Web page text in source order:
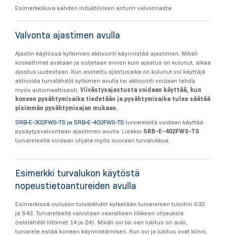
Esimerkkikuva kahden induktiivisen anturin valvonnasta.
Valvonta ajastimen avulla
Ajastin käytössä kytkimien aktivointi käynnistää ajastimen. Mikäli
koskettimet avataan ja suljetaan ennen kuin ajastus on kulunut, alkaa
ajastus uudestaan. Kun asetettu ajastusaika on kulunut voi käyttäjä
aktivoida turvalähdöt kytkimen avulla tai aktivointi voidaan tehdä
myös automaattisesti. Viivästysajastusta voidaan käyttää, kun
koneen pysähtymisaika tiedetään ja pysähtymisaika tulee säätää
pisimmän pysähtymisajan mukaan.
SRB-E-302FWS-TS ja SRB-E-402FWS-TS turvareleitä voidaan käyttää
pysäytysvalvontaan ajastimen avulla. Lisäksi SRB-E-402FWS-TS
turvareleellä voidaan ohjata myös suoraan turvalukkoa.
Esimerkki turvalukon käytöstä
nopeustietoantureiden avulla
Esimerkissä ovilukon turvalähdöt kytketään turvareleen tuloihin S32
ja S42. Turvareleellä valvotaan vaarallisen liikkeen ohjauksia
(relelähdöt liittimet 14 ja 24). Mikäli ovi tai sen lukitus on auki,
turvarele estää koneen käynnistämisen. Kun ovi ja lukitus ovat kiinni,